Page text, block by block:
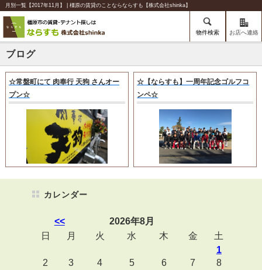
月別一覧【2017年11月】 | 橿原の賃貸のことならならすも【株式会社shinka】
物件検索 お店へ連絡
ブログ
☆常盤町にて 肉奉行 天狗 さんオー
プン☆
☆【ならすも】一周年記念ゴルフコ
ンペ☆
カレンダー
<<
2026年8月
日
月 火 水 木 金
土
1
2
3 4 5 6 7
8